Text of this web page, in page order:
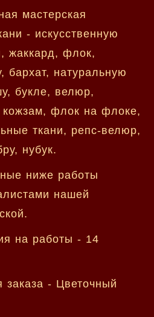
мастерская
- искусственную
жаккард, флок,
бархат, натуральную
букле, велюр,
кожзам, флок на флоке,
ткани, репс-велюр,
нубук.
ниже работы
нашей
на работы - 14
- Цветочный